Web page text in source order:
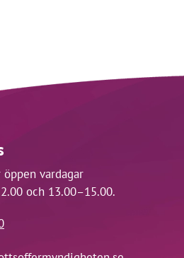
vardagar
och 13.00–15.00.